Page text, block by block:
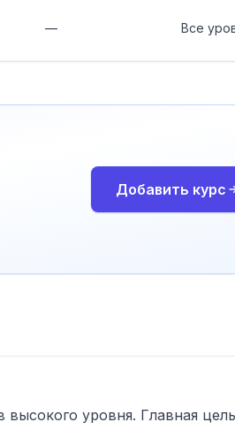
— Все
Добавить курс
уровня. Главная